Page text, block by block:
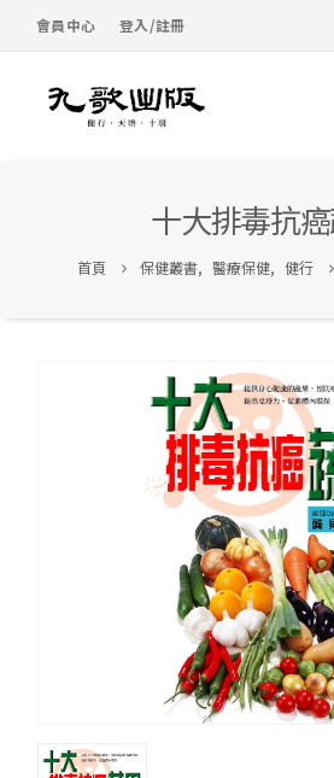
會員中心 登入/註冊
十大排毒抗
首頁 保健叢書, 醫療保健, 健行